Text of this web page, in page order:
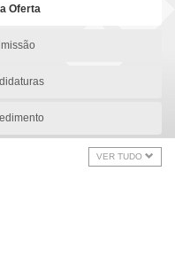
Oferta
VER TUDO